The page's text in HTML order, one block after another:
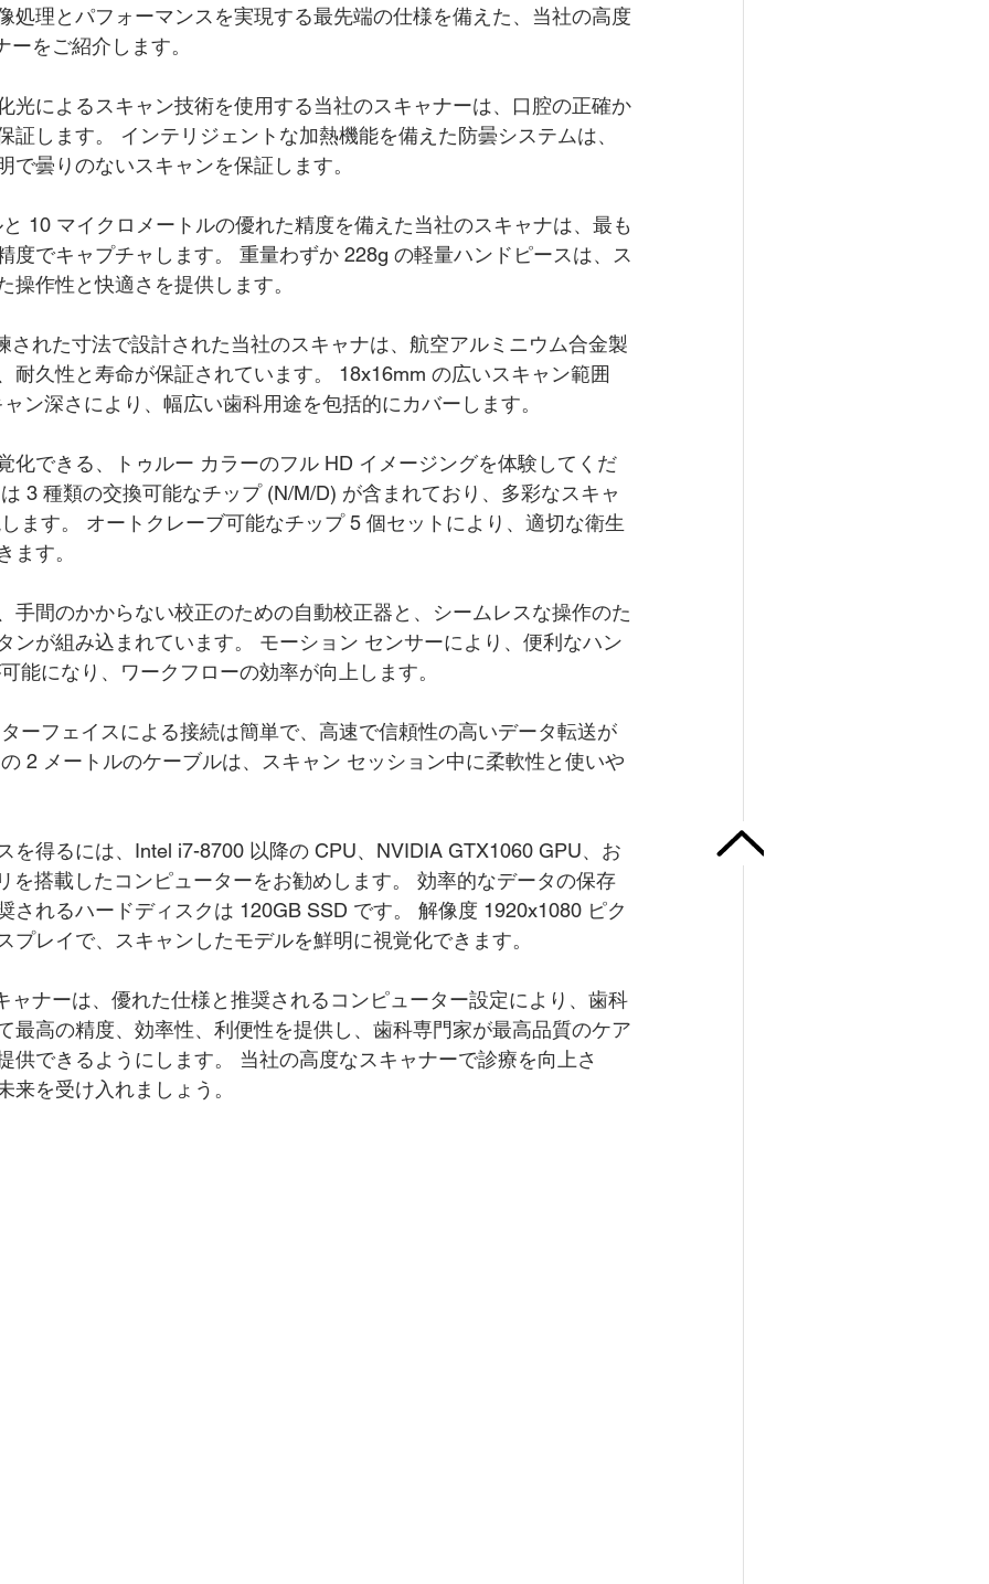
処理とパフォーマンスを実現する最先端の仕様を備えた、当社の高度
をご紹介します。
光によるスキャン技術を使用する当社のスキャナーは、口腔の正確か
証します。 インテリジェントな加熱機能を備えた防曇システムは、
で曇りのないスキャンを保証します。
10 マイクロメートルの優れた精度を備えた当社のスキャナは、最も
度でキャプチャします。 重量わずか 228g の軽量ハンドピースは、ス
操作性と快適さを提供します。
された寸法で設計された当社のスキャナは、航空アルミニウム合金製
耐久性と寿命が保証されています。 18x16mm の広いスキャン範囲
ン深さにより、幅広い歯科用途を包括的にカバーします。
化できる、トゥルー カラーのフル HD イメージングを体験してくだ
3 種類の交換可能なチップ (N/M/D) が含まれており、多彩なスキャ
ます。 オートクレーブ可能なチップ 5 個セットにより、適切な衛生
ます。
手間のかからない校正のための自動校正器と、シームレスな操作のた
ンが組み込まれています。 モーション センサーにより、便利なハン
能になり、ワークフローの効率が向上します。
ーフェイスによる接続は簡単で、高速で信頼性の高いデータ転送が
2 メートルのケーブルは、スキャン セッション中に柔軟性と使いや
を得るには、Intel i7-8700 以降の CPU、NVIDIA GTX1060 GPU、お
を搭載したコンピューターをお勧めします。 効率的なデータの保存
されるハードディスクは 120GB SSD です。 解像度 1920x1080 ピク
プレイで、スキャンしたモデルを鮮明に視覚化できます。
ャナーは、優れた仕様と推奨されるコンピューター設定により、歯科
最高の精度、効率性、利便性を提供し、歯科専門家が最高品質のケア
供できるようにします。 当社の高度なスキャナーで診療を向上さ
来を受け入れましょう。